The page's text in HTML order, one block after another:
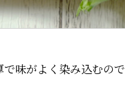
で味がよく染み込むので